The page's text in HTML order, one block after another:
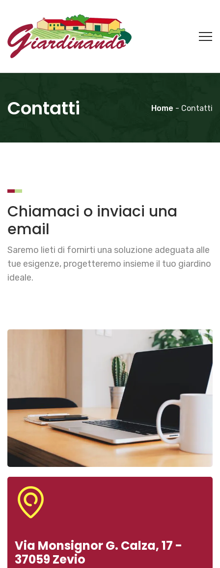
Contatti Home - Contatti
Chiamaci o inviaci una
email
Saremo lieti di fornirti una soluzione adeguata alle
tue esigenze, progetteremo insieme il tuo giardino
ideale.
Via Monsignor G. Calza, 17 -
37059 Zevio